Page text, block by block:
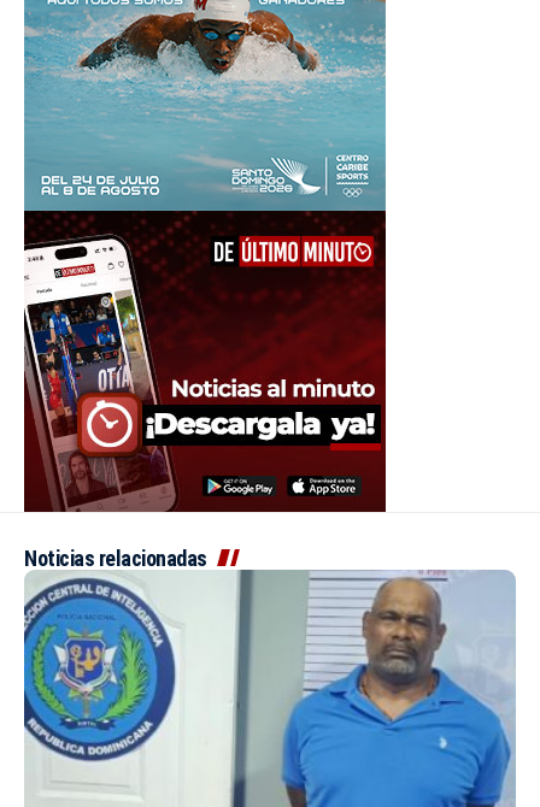
Noticias relacionadas